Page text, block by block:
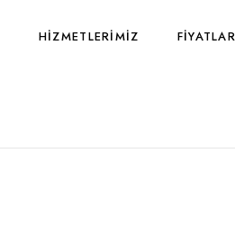
HIZMETLERIMIZ